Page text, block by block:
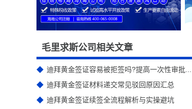
毛里求斯公司相关文章
迪拜黄金签证容易被拒签吗?提高一次性审批...
迪拜黄金签证材料递交常见驳回原因汇总
迪拜黄金签证续签全流程解析与实操避坑